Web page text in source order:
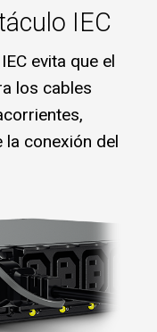
IEC
evita que el
los cables
la conexión del